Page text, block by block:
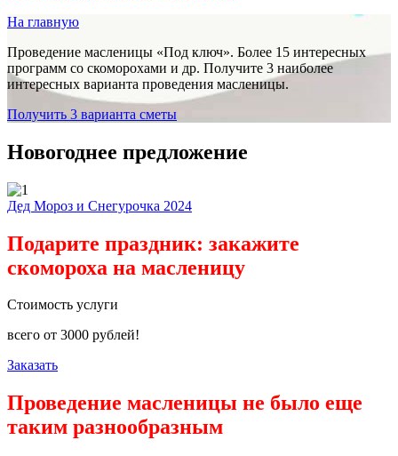
На главную
Проведение масленицы «Под ключ». Более 15 интересных
программ со скоморохами и др. Получите 3 наиболее
интересных варианта проведения масленицы.
Получить 3 варианта сметы
Новогоднее предложение
Дед Мороз и Снегурочка 2024
Подарите праздник: закажите
скомороха на масленицу
Стоимость услуги
всего от 3000 рублей!
Заказать
Проведение масленицы не было еще
таким разнообразным